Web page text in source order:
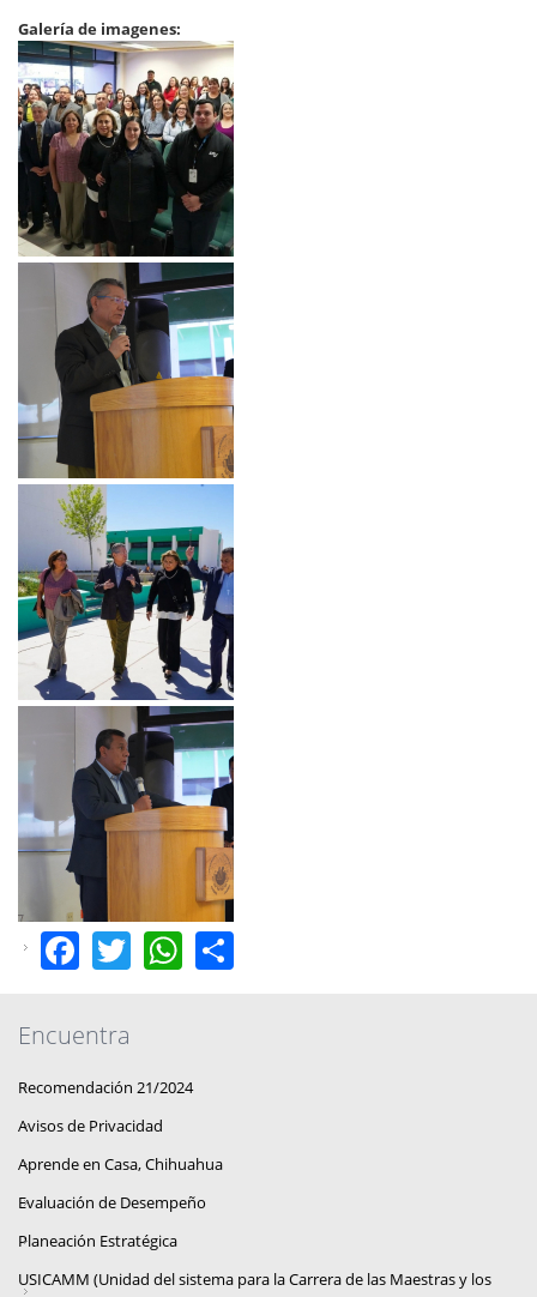
Galería de imagenes:
Facebook
TwitterWhatsApp
Encuentra
Recomendación 21/2024
Avisos de Privacidad
Aprende en Casa, Chihuahua
Evaluación de Desempeño
Planeación Estratégica
USICAMM (Unidad del sistema para la Carrera de las Maestras y los